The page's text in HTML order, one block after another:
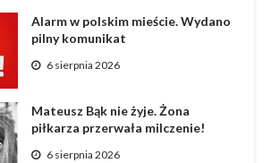
Alarm w polskim mieście. Wydano
pilny komunikat
6 sierpnia 2026
Mateusz Bąk nie żyje. Żona
piłkarza przerwała milczenie!
6 sierpnia 2026